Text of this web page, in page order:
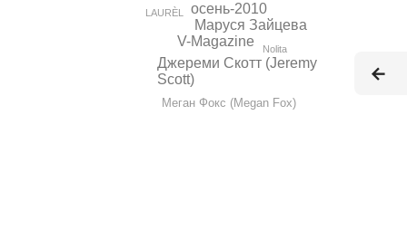
осень-2010
Маруся Зайцева
V-Magazine
Джереми Скотт (Jeremy
Scott)
Меган Фокс (Megan Fox)
Nolita
LAURÈL